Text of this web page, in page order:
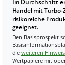
Im Durchschnitt
Handel mit
risikoreiche
geeignet.
Den Basisprospekt
die weiteren
Wertpapiere mit